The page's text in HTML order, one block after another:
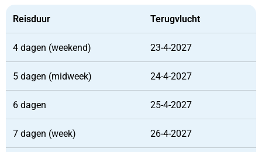
Reisduur Terugvlucht
4 dagen (weekend) 23-4-2027
5 dagen (midweek) 24-4-2027
6 dagen 25-4-2027
7 dagen (week) 26-4-2027